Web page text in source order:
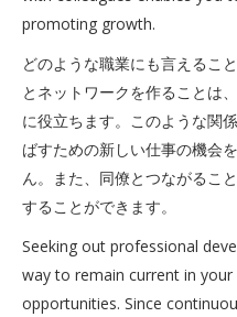
promoting growth.
どのような職業にも言えるこ
とネットワークを作ることは
に役立ちます。このような関
ばすための新しい仕事の機会
ん。また、同僚とつながるこ
することができます。
Seeking out professional
way to remain current in
opportunities. Since